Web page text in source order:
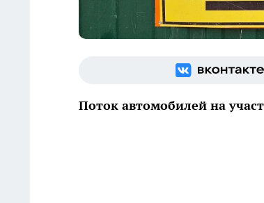
Поток автомобилей на